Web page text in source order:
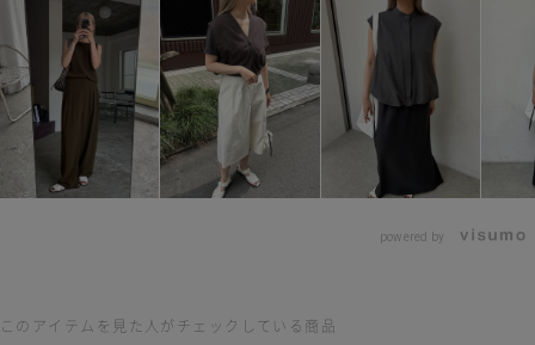
powered by
このアイテムを見た人がチェックしている商品